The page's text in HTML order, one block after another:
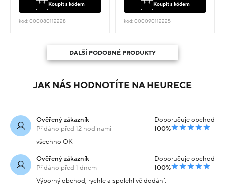
Koupit s kódem
kód: 000080112228
Koupit s kódem
kód: 000090112225
DALŠÍ PODOBNÉ PRODUKTY
JAK NÁS HODNOTÍTE NA HEURECE
Ověřený zákazník
Přidáno před 12 hodinami
Doporučuje obchod
100%
všechno OK
Ověřený zákazník
Přidáno před 1 dnem
Doporučuje obchod
100%
Výborný obchod, rychle a spolehlivě dodání.